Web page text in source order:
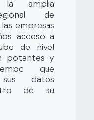
la amplia
de
empresas
acceso a
de nivel
potentes y
que
datos
de su